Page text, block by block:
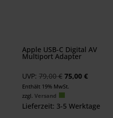
Apple USB-C Digital AV
Multiport Adapter
UVP: 79,00€ Ursprünglicher
Preis
war:
79,00 €
75,00 €Aktueller
75,00 €.
Enthält 19% MwSt.
zzgl. Versand
Lieferzeit: 3-5 Werktage